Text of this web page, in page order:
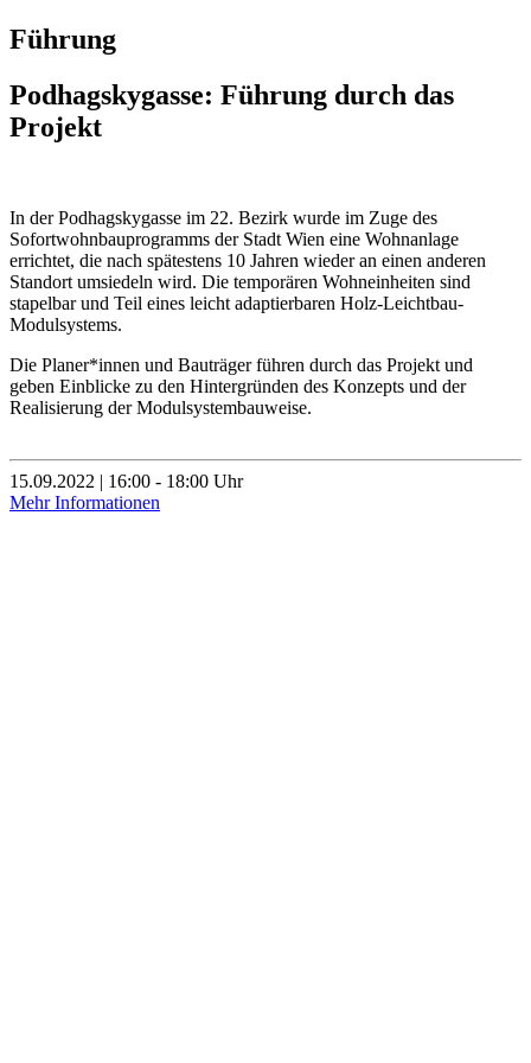
Führung
Podhagskygasse: Führung durch das
Projekt
In der Podhagskygasse im 22. Bezirk wurde im Zuge des
Sofortwohnbauprogramms der Stadt Wien eine Wohnanlage
errichtet, die nach spätestens 10 Jahren wieder an einen anderen
Standort umsiedeln wird. Die temporären Wohneinheiten sind
stapelbar und Teil eines leicht adaptierbaren Holz-Leichtbau-
Modulsystems.
Die Planer*innen und Bauträger führen durch das Projekt und
geben Einblicke zu den Hintergründen des Konzepts und der
Realisierung der Modulsystembauweise.
15.09.2022 | 16:00 - 18:00 Uhr
Mehr Informationen